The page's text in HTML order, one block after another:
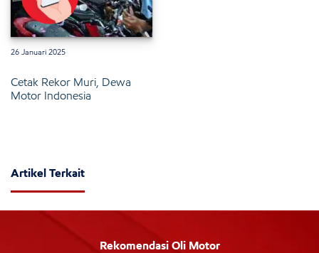
26 Januari 2025
Cetak Rekor Muri, Dewa
Motor Indonesia
Artikel Terkait
Rekomendasi Oli Motor